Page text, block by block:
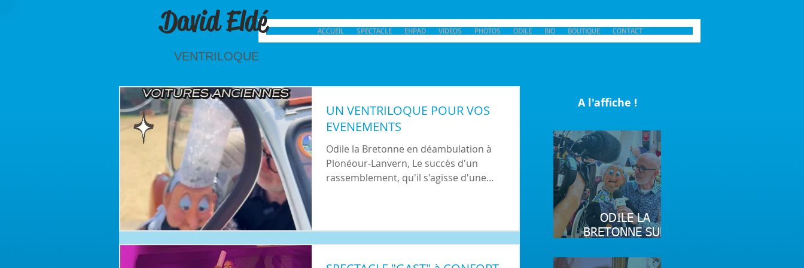
ACCUEIL SPECTACLE EHPAD VIDEOS PHOTOS ODILE BIO BOUTIQUE CONTACT
David Eldé
VENTRILOQUE
UN VENTRILOQUE POUR VOS
EVENEMENTS
Odile la Bretonne en déambulation à
Plonéour-Lanvern, Le succès d'un
rassemblement, qu'il s'agisse d'une
sur l'expérience humaine. Une figure
récemment prouvé que l'animation de
A l'affiche !
ODILE LA
BRETONNE SUR